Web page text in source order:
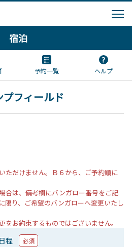
宿泊
予約一覧 ヘルプ
プフィールド
ただけません。Ｂ６から、ご予約順に
合は、備考欄にバンガロー番号をご記
限り、ご希望のバンガローへ変更いたし
お約束するものではございません。
日程 必須